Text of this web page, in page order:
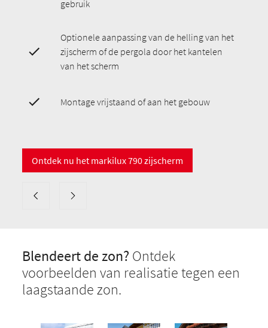
gebruik
Optionele aanpassing van de helling van het
zijscherm of de pergola door het kantelen
van het scherm
Montage vrijstaand of aan het gebouw
Ontdek nu het markilux 790 zijscherm
Blendeert de zon? Ontdek
voorbeelden van realisatie tegen een
laagstaande zon.